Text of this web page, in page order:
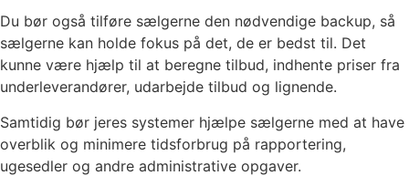
Du bør også tilføre sælgerne den nødvendige backup, så
sælgerne kan holde fokus på det, de er bedst til. Det
kunne være hjælp til at beregne tilbud, indhente priser fra
underleverandører, udarbejde tilbud og lignende.
Samtidig bør jeres systemer hjælpe sælgerne med at have
overblik og minimere tidsforbrug på rapportering,
ugesedler og andre administrative opgaver.